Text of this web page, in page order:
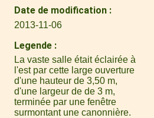
Date de modification
2013-11-06
Legende
La vaste salle était éclairée à
l'est par cette large ouverture
d'une hauteur de 3,50 m,
d'une largeur de de 3 m,
terminée par une fenêtre
surmontant une canonnière.